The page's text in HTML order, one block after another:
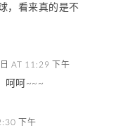
，看来真的是不
AT 11:29 下午
呵呵~~~
下午